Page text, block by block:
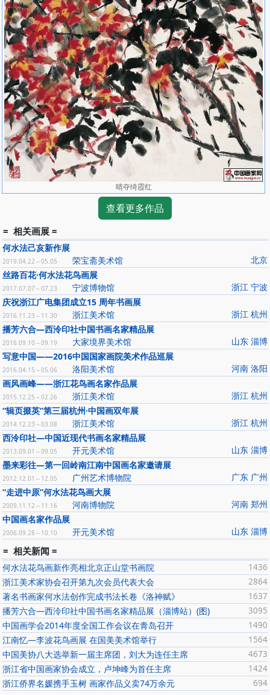
晴夺绮霞红
查看更多作品
= 相关画展 =
何水法己亥新作展
北京
2019.04.22～05.05
荣宝斋美术馆
丝路百花·何水法花鸟画展
浙江 宁波
2017.07.07～07.23
宁波博物馆
庆祝浙江广电集团成立15 周年书画展
浙江 杭州
2016.11.23～11.30
浙江美术馆
播芳六合—西泠印社中国书画名家精品展
山东 淄博
2016.09.10～09.19
大家境界美术馆
写意中国——2016中国国家画院美术作品巡展
河南 洛阳
2016.04.15～05.06
洛阳美术馆
画风画峰——浙江花鸟画名家作品展
浙江 杭州
2015.12.25～02.26
浙江美术馆
“辑页掇英”第三届杭州·中国画双年展
浙江 杭州
2014.12.23～03.08
浙江美术馆
西泠印社—中国近现代书画名家精品展
山东 淄博
2013.09.01～09.05
开元美术馆
墨来彩往—第一回岭南江南中国画名家邀请展
广东 广州
2012.12.01～12.05
广州艺术博物院
“走进中原”何水法花鸟画大展
河南 郑州
2009.11.12～11.16
河南博物院
中国画名家作品展
山东 淄博
2006.09.28～10.10 开元美术馆
= 相关新闻 =
1436
何水法花鸟画新作亮相北京正山堂书画院
2864
浙江美术家协会召开第九次会员代表大会
1637
著名书画家何水法创作完成书法长卷《洛神赋》
3095
播芳六合—西泠印社中国书画名家精品展（淄博站）(图)
1490
中国画学会2014年度全国工作会议在青岛召开
1564
江南忆—李波花鸟画展 在国美美术馆举行
4673
中国美协八大选举新一届主席团，刘大为连任主席
1424
浙江省中国画家协会成立，卢坤峰为首任主席
694
浙江侨界名媛携手玉树 画家作品义卖74万余元